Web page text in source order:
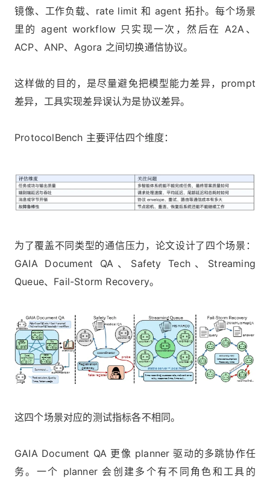
镜像、工作负载、rate limit 和 agent 拓扑。每个场景
里的 agent workflow 只实现一次，然后在 A2A、
ACP、ANP、Agora 之间切换通信协议。
这样做的目的，是尽量避免把模型能力差异，prompt
差异，工具实现差异误认为是协议差异。
ProtocolBench 主要评估四个维度：
为了覆盖不同类型的通信压力，论文设计了四个场景：
GAIA Document QA、Safety Tech、Streaming
Queue、Fail-Storm Recovery。
这四个场景对应的测试指标各不相同。
GAIA Document QA 更像 planner 驱动的多跳协作任
务。一个 planner 会创建多个有不同角色和工具的